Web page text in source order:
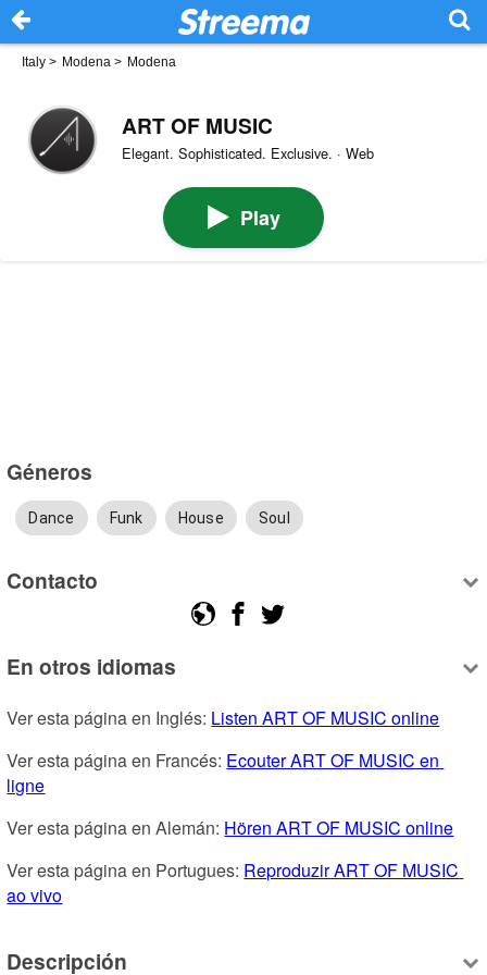
Italy > Modena > Modena
ART OF MUSIC
Elegant. Sophisticated. Exclusive. · Web
Play
Géneros
Dance Funk House Soul
Contacto
En otros idiomas
Ver esta página en Inglés: Listen ART OF MUSIC online
Ver esta página en Francés: Ecouter ART OF MUSIC en
ligne
Ver esta página en Alemán: Hören ART OF MUSIC online
Ver esta página en Portugues: Reproduzir ART OF MUSIC
ao vivo
Descripción